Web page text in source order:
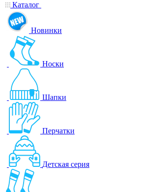
Каталог
Новинки
Носки
Шапки
Перчатки
Детская серия